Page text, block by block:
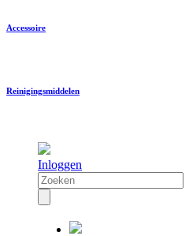
Accessoire
Reinigingsmiddelen
Inloggen